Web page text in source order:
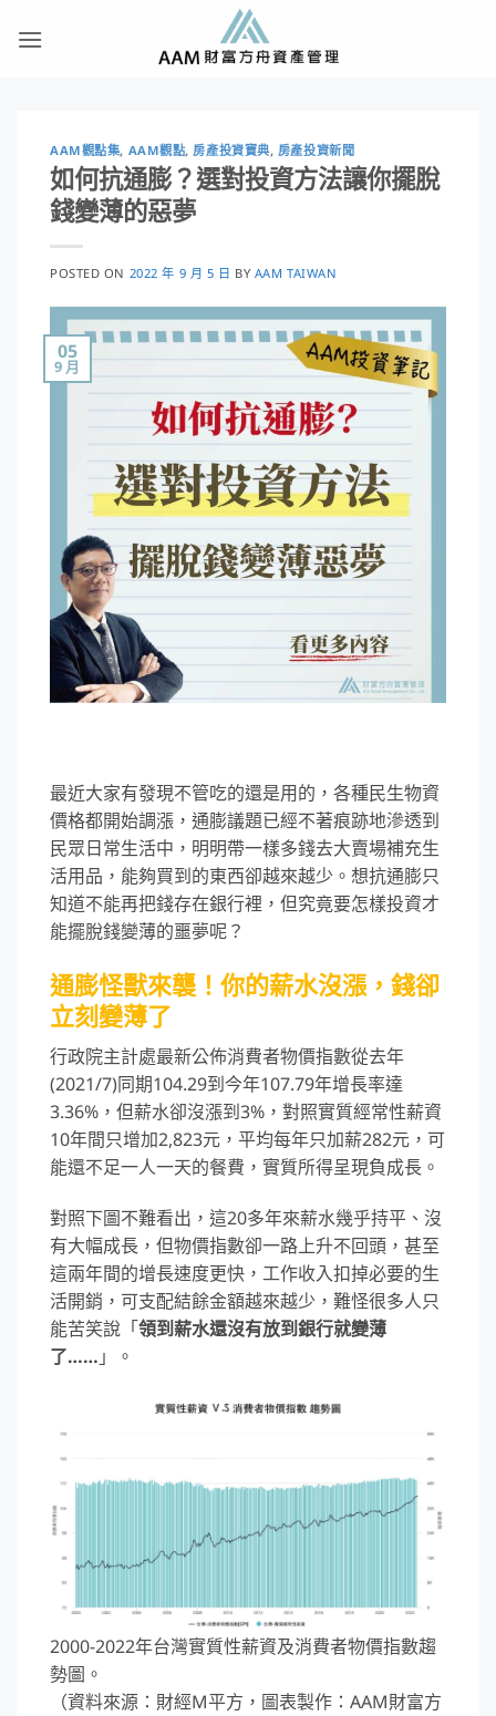
AAM觀點集, AAM觀點,房產投資寶典, 房產投資新聞
如何抗通膨？選對投資方法讓你擺脫
錢變薄的惡夢
POSTED ON 2022 年 9 月 5 日 BY AAM TAIWAN
05
9 月
最近大家有發現不管吃的還是用的，各種民生物資
價格都開始調漲，通膨議題已經不著痕跡地滲透到
民眾日常生活中，明明帶一樣多錢去大賣場補充生
活用品，能夠買到的東西卻越來越少。想抗通膨只
知道不能再把錢存在銀行裡，但究竟要怎樣投資才
能擺脫錢變薄的噩夢呢？
通膨怪獸來襲！你的薪水沒漲，錢卻
立刻變薄了
行政院主計處最新公佈消費者物價指數從去年
(2021/7)同期104.29到今年107.79年增長率達
3.36%，但薪水卻沒漲到3%，對照實質經常性薪資
10年間只增加2,823元，平均每年只加薪282元，可
能還不足一人一天的餐費，實質所得呈現負成長。
對照下圖不難看出，這20多年來薪水幾乎持平、沒
有大幅成長，但物價指數卻一路上升不回頭，甚至
這兩年間的增長速度更快，工作收入扣掉必要的生
活開銷，可支配結餘金額越來越少，難怪很多人只
能苦笑說「領到薪水還沒有放到銀行就變薄
了…… 」。
2000-2022年台灣實質性薪資及消費者物價指數趨
勢圖。
（資料來源：財經M平方，圖表製作：AAM財富方